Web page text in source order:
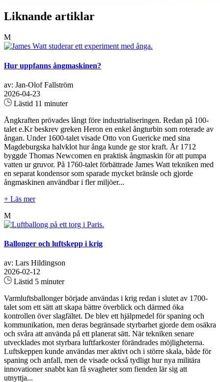
Liknande artiklar
M
Hur uppfanns ångmaskinen?
av: Jan-Olof Fallström
2026-04-23
Lästid 11 minuter
Ångkraften prövades långt före industrialiseringen. Redan på 100-
talet e.Kr beskrev greken Heron en enkel ångturbin som roterade av
ångan. Under 1600-talet visade Otto von Guericke med sina
Magdeburgska halvklot hur ånga kunde ge stor kraft. År 1712
byggde Thomas Newcomen en praktisk ångmaskin för att pumpa
vatten ur gruvor. På 1760-talet förbättrade James Watt tekniken med
en separat kondensor som sparade mycket bränsle och gjorde
ångmaskinen användbar i fler miljöer...
+ Läs mer
M
Ballonger och luftskepp i krig
av: Lars Hildingson
2026-02-12
Lästid 5 minuter
Varmluftsballonger började användas i krig redan i slutet av 1700-
talet som ett sätt att skapa bättre överblick och därmed öka
kontrollen över slagfältet. De blev ett hjälpmedel för spaning och
kommunikation, men deras begränsade styrbarhet gjorde dem osäkra
och svåra att använda på ett planerat sätt. När tekniken senare
utvecklades mot styrbara luftfarkoster förändrades möjligheterna.
Luftskeppen kunde användas mer aktivt och i större skala, både för
spaning och anfall, men de visade också tydligt hur nya militära
innovationer snabbt kan få svagheter som fienden lär sig att
utnyttja...